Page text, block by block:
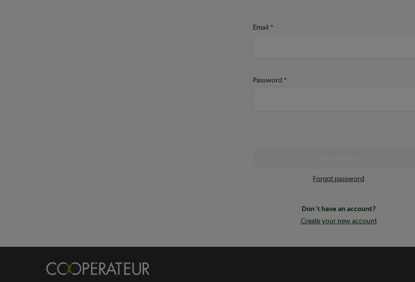
Email
Password
Forgot password
Don't have an account?
Create your new account